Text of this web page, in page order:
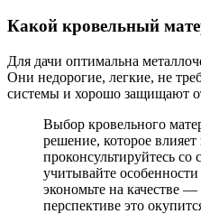
Какой кровельный
Для дачи оптимальна
Они недорогие, легкие, не
системы и хорошо защищают
Выбор кровельного
решение, которое
проконсультируйтесь со
учитывайте
экономьте на качестве
перспективе это